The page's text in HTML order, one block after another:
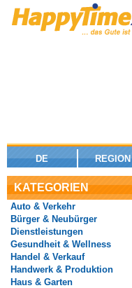
DE REGION
KATEGORIEN
Auto & Verkehr
Bürger & Neubürger
Dienstleistungen
Gesundheit & Wellness
Handel & Verkauf
Handwerk & Produktion
Haus & Garten